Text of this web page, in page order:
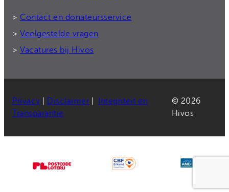
> Contact en donateursservice
> Veelgestelde vragen
> Vacatures bij Hivos
Privacy Disclaimer|
Integriteit en
Transparantie
© 2026
Hivos